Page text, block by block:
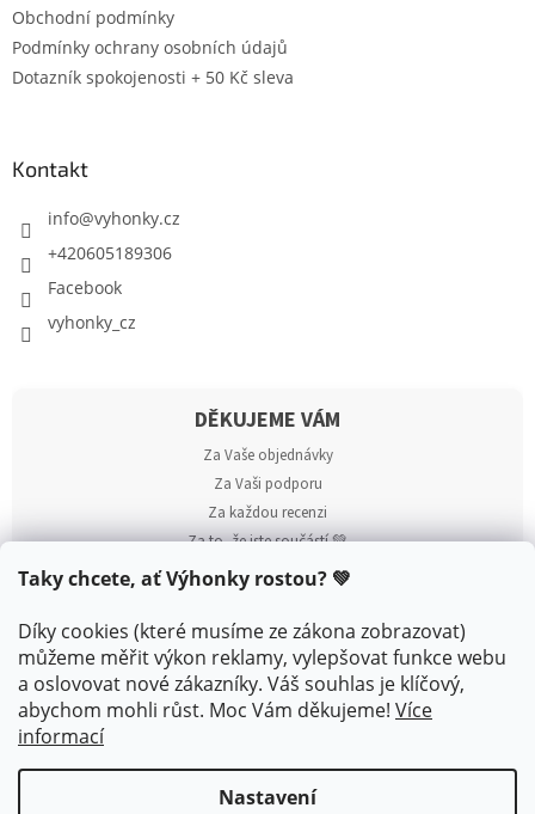
Taky chcete, ať Výhonky rostou? 💚
Díky cookies (které musíme ze zákona zobrazovat)
můžeme měřit výkon reklamy, vylepšovat funkce webu
a oslovovat nové zákazníky. Váš souhlas je klíčový,
abychom mohli růst. Moc Vám děkujeme! Více
informací
Nastavení
Obchodní podmínky
Podmínky ochrany osobních údajů
Dotazník spokojenosti + 50 Kč sleva
Kontakt
info@vyhonky.cz
+420605189306
Facebook
vyhonky_cz
DĚKUJEME VÁM
Za Vaše objednávky
Za Vaši podporu
Za každou recenzi
Za to, že jste součástí 💚
Vytvořil Shoptet